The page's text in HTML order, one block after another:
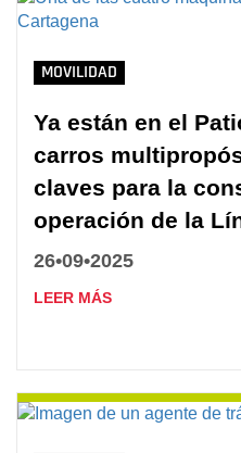
MOVILIDAD
Ya están en el
carros
claves para la
operación de la
26•09•2025
LEER MÁS